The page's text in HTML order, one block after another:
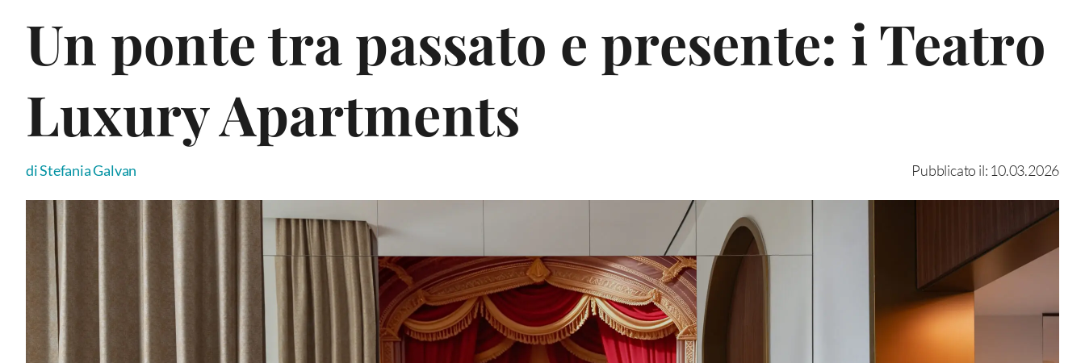
Un ponte tra passato e presente: i Teatro
Luxury Apartments
di Stefania Galvan Pubblicato il: 10.03.2026